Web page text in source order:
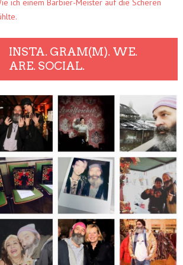
ich einem Barbier-Meister auf die Scheren
INSTA. GRAM(M). WE.
ARE. SOCIAL.